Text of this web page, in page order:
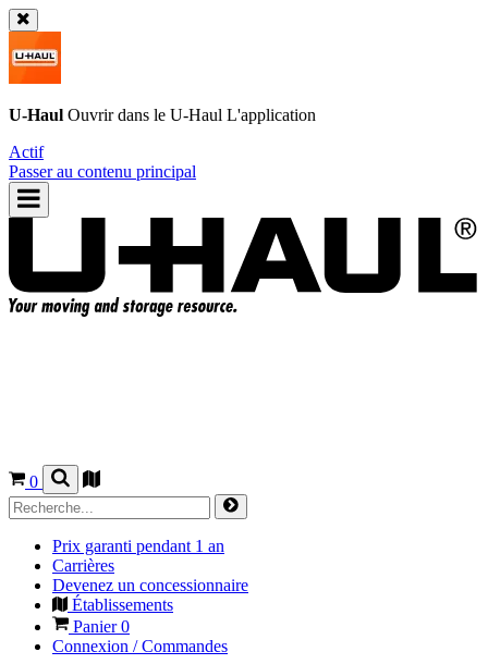
U-Haul Ouvrir dans le U-Haul L'application
Actif
Passer au contenu principal
0
Prix garanti pendant 1 an
Carrières
Devenez un concessionnaire
Établissements
Panier0
Connexion / Commandes